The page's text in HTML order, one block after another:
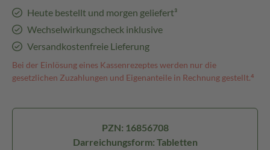
Heute bestellt und morgen geliefert³
Wechselwirkungscheck inklusive
Versandkostenfreie Lieferung
Bei der Einlösung eines Kassenrezeptes werden nur die
gesetzlichen Zuzahlungen und Eigenanteile in Rechnung gestellt.⁴
PZN: 16856708
Darreichungsform: Tabletten